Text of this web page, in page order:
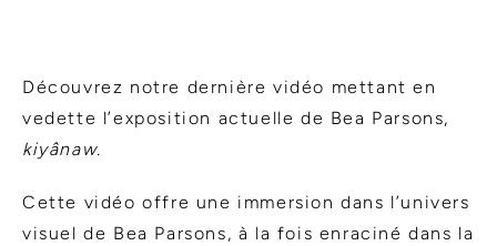
Découvrez notre dernière vidéo mettant en
vedette l’exposition actuelle de Bea Parsons,
kiyânaw.
Cette vidéo offre une immersion dans l’univers
visuel de Bea Parsons, à la fois enraciné dans la